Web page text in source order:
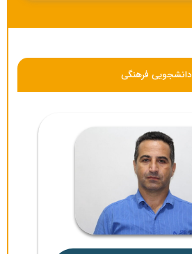
دانشجویی فرهنگی